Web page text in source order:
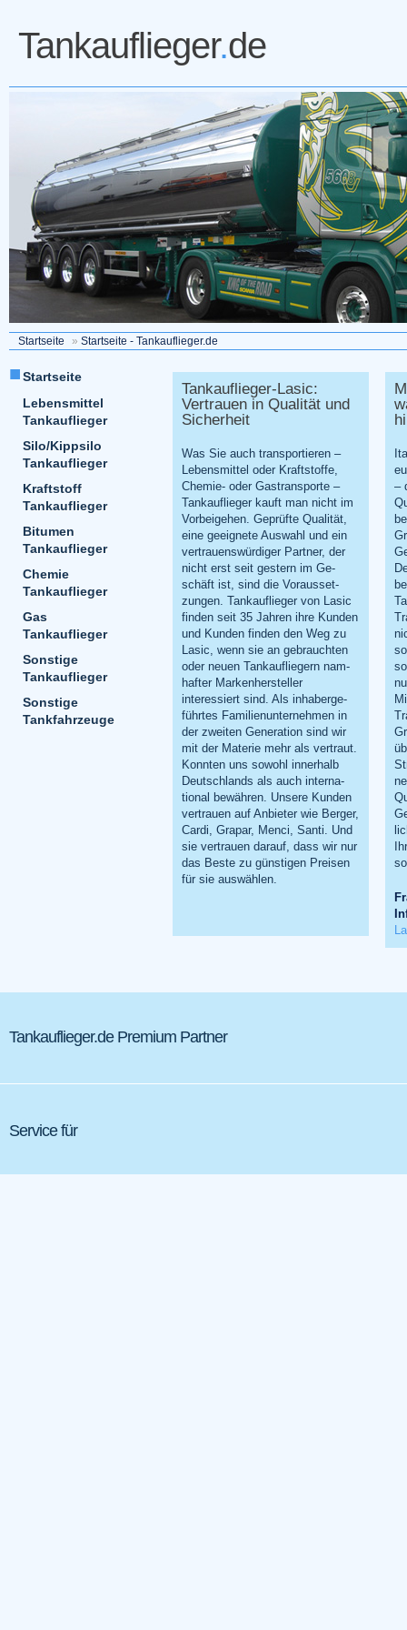
Tankauflieger.de
Startseite » Startseite - Tankauflieger.de
Startseite
Lebensmittel
Tankauflieger
Silo/Kippsilo
Tankauflieger
Kraftstoff
Tankauflieger
Bitumen
Tankauflieger
Chemie
Tankauflieger
Gas
Tankauflieger
Sonstige
Tankauflieger
Sonstige
Tankfahrzeuge
Tankauflieger-Lasic:
Vertrauen in Qualität und
Sicherheit
Was Sie auch transportieren –
Lebensmittel oder Kraftstoffe,
Chemie- oder Gastransporte –
Tankauflieger kauft man nicht im
Vorbeigehen. Geprüfte Qualität,
eine geeignete Auswahl und ein
vertrauenswürdiger Partner, der
nicht erst seit gestern im Ge­
schäft ist, sind die Vor­aus­set­
zungen. Tankauflieger von Lasic
finden seit 35 Jahren ihre Kunden
und Kunden finden den Weg zu
Lasic, wenn sie an gebrauchten
oder neuen Tankaufliegern nam­
haf­ter Markenhersteller
interessiert sind. Als in­ha­ber­ge­
führtes Familienunternehmen in
der zweiten Generation sind wir
mit der Materie mehr als vertraut.
Konnten uns sowohl innerhalb
Deutschlands als auch in­ter­na­
tional bewähren. Unsere Kunden
vertrauen auf Anbieter wie Berger,
Cardi, Grapar, Menci, Santi. Und
sie vertrauen darauf, dass wir nur
das Beste zu günstigen Preisen
für sie auswählen.
–
Tankauflieger.de Premium Partner
Service für